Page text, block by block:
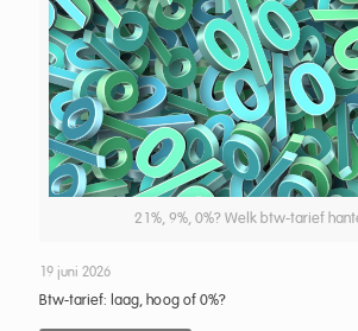
21%, 9%, 0%? Welk btw-tarief
19 juni 2026
Btw-tarief: laag, hoog of 0%?